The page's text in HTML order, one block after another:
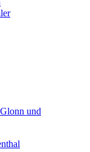
und